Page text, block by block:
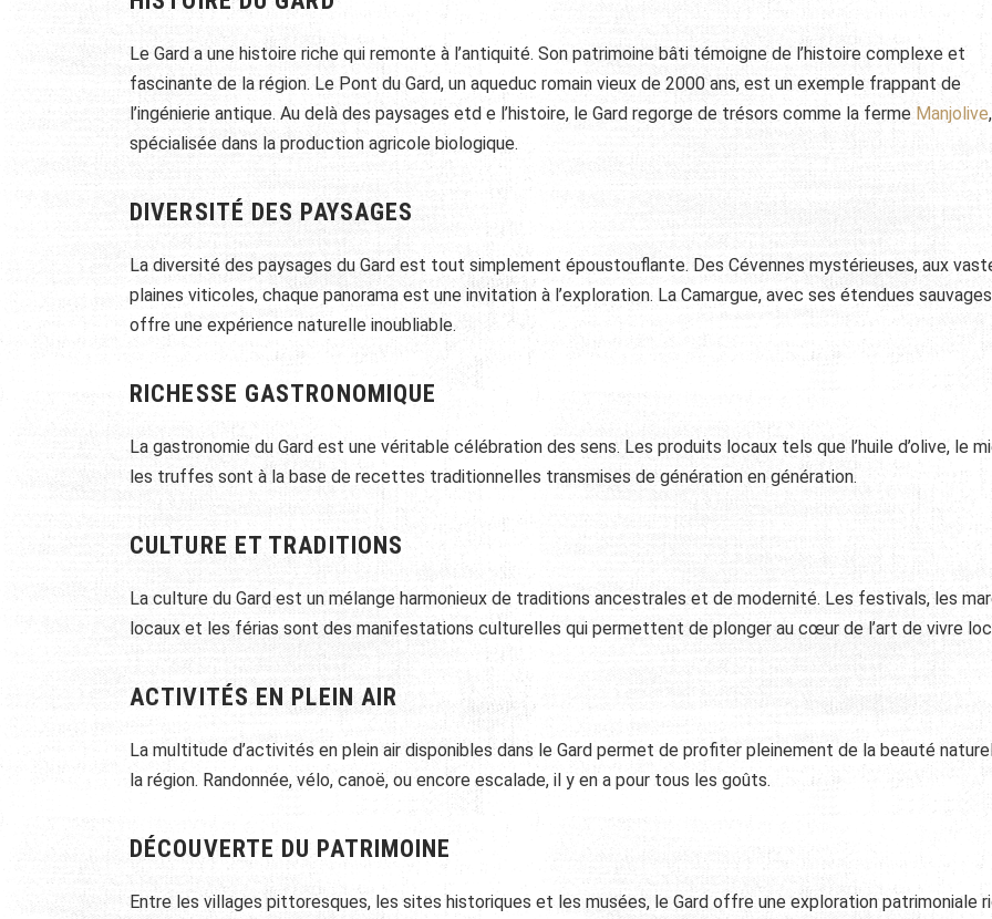
Le Gard a une histoire riche qui remonte à l’antiquité. Son patrimoine bâti témoigne de l’histoire complexe et
fascinante de la région. Le Pont du Gard, un aqueduc romain vieux de 2000 ans, est un exemple frappant de
l’ingénierie antique. Au delà des paysages etd e l’histoire, le Gard regorge de trésors comme la ferme Manjolive,
spécialisée dans la production agricole biologique.
DIVERSITÉ DES PAYSAGES
La diversité des paysages du Gard est tout simplement époustouflante. Des Cévennes mystérieuses, aux
plaines viticoles, chaque panorama est une invitation à l’exploration. La Camargue, avec ses étendues
offre une expérience naturelle inoubliable.
RICHESSE GASTRONOMIQUE
La gastronomie du Gard est une véritable célébration des sens. Les produits locaux tels que l’huile d’olive, le
les truffes sont à la base de recettes traditionnelles transmises de génération en génération.
CULTURE ET TRADITIONS
La culture du Gard est un mélange harmonieux de traditions ancestrales et de modernité. Les festivals, les
locaux et les férias sont des manifestations culturelles qui permettent de plonger au cœur de l’art de vivre
ACTIVITÉS EN PLEIN AIR
La multitude d’activités en plein air disponibles dans le Gard permet de profiter pleinement de la beauté
la région. Randonnée, vélo, canoë, ou encore escalade, il y en a pour tous les goûts.
DÉCOUVERTE DU PATRIMOINE
Entre les villages pittoresques, les sites historiques et les musées, le Gard offre une exploration patrimoniale